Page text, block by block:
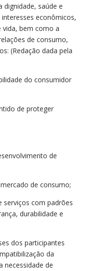
dignidade, saúde e
econômicos,
vida, bem como a
de consumo,
(Redação dada pela
do consumidor
de proteger
de
de consumo;
serviços com padrões
durabilidade e
dos participantes
da
necessidade de